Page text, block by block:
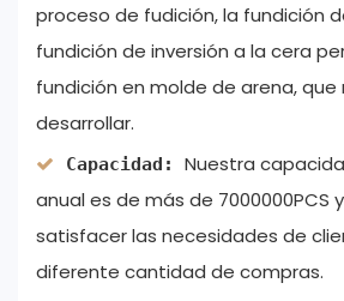
proceso de fudición, la fundición
fundición de inversión a la cera
fundición en molde de arena,
desarrollar.
Capacidad: Nuestra
anual es de más de 7000000PCS
satisfacer las necesidades de
diferente cantidad de compras.